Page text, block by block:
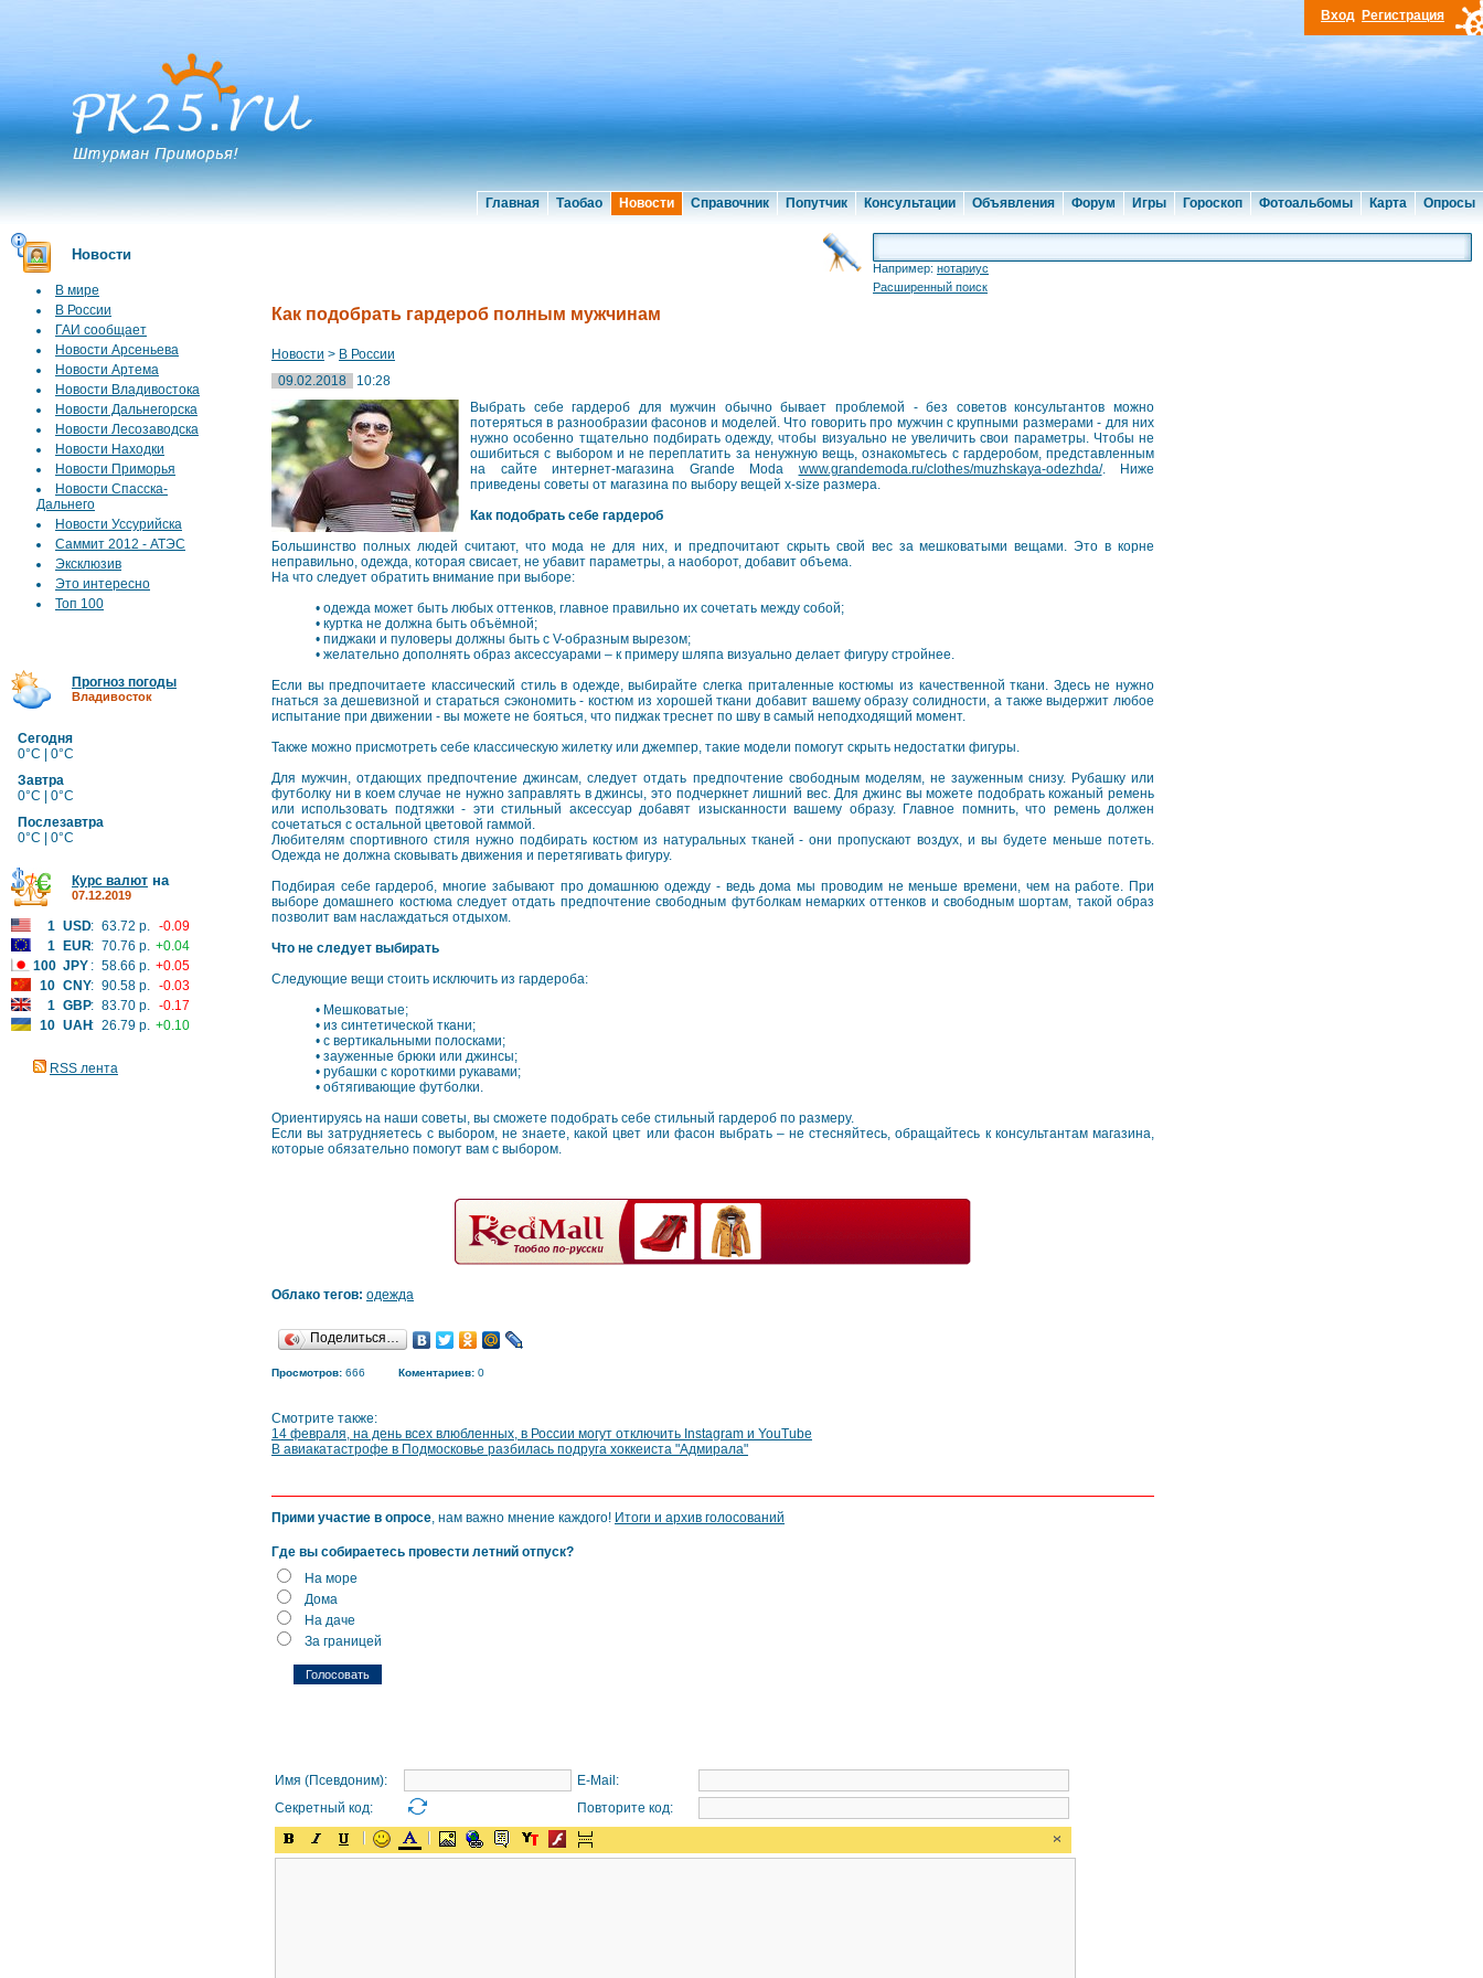
Главная Таобао Новости Справочник Попутчик Консультации Объявления Форум Игры Гороскоп Фотоальбомы Карта Опросы
Вход Регистрация
Новости
В мире
В России
ГАИ сообщает
Новости Арсеньева
Новости Артема
Новости Владивостока
Новости Дальнегорска
Новости Лесозаводска
Новости Находки
Новости Приморья
Новости Спасска-
Дальнего
Новости Уссурийска
Саммит 2012 - АТЭС
Эксклюзив
Это интересно
Топ 100
Прогноз погоды
Владивосток
Сегодня
0°C | 0°C
Завтра
0°C | 0°C
Послезавтра
0°C | 0°C
Курс валют на
07.12.2019
1 USD: 63.72 р. -0.09
1
EUR: 70.76 р. +0.04
100 JPY : 58.66 р. +0.05
10 CNY: 90.58 р. -0.03
1 GBP: 83.70 р. -0.17
10 UAH: 26.79 р. +0.10
RSS лента
Например: нотариус
Расширенный поиск
Как подобрать гардероб полным мужчинам
Новости > В России
09.02.2018
10:28
Выбрать себе гардероб для мужчин обычно бывает проблемой - без советов консультантов можно
потеряться в разнообразии фасонов и моделей. Что говорить про мужчин с крупными размерами - для них
нужно особенно тщательно подбирать одежду, чтобы визуально не увеличить свои параметры. Чтобы не
ошибиться с выбором и не переплатить за ненужную вещь, ознакомьтесь с гардеробом, представленным
на сайте интернет-магазина Grande Moda www.grandemoda.ru/clothes/muzhskaya-odezhda/. Ниже
приведены советы от магазина по выбору вещей x-size размера.
Как подобрать себе гардероб
Большинство полных людей считают, что мода не для них, и предпочитают скрыть свой вес за мешковатыми вещами. Это в корне
неправильно, одежда, которая свисает, не убавит параметры, а наоборот, добавит объема.
На что следует обратить внимание при выборе:
• одежда может быть любых оттенков, главное правильно их сочетать между собой;
• куртка не должна быть объёмной;
• пиджаки и пуловеры должны быть с V-образным вырезом;
• желательно дополнять образ аксессуарами – к примеру шляпа визуально делает фигуру стройнее.
Если вы предпочитаете классический стиль в одежде, выбирайте слегка приталенные костюмы из качественной ткани. Здесь не нужно
гнаться за дешевизной и стараться сэкономить - костюм из хорошей ткани добавит вашему образу солидности, а также выдержит любое
испытание при движении - вы можете не бояться, что пиджак треснет по шву в самый неподходящий момент.
Также можно присмотреть себе классическую жилетку или джемпер, такие модели помогут скрыть недостатки фигуры.
Для мужчин, отдающих предпочтение джинсам, следует отдать предпочтение свободным моделям, не зауженным снизу. Рубашку или
футболку ни в коем случае не нужно заправлять в джинсы, это подчеркнет лишний вес. Для джинс вы можете подобрать кожаный ремень
или использовать подтяжки - эти стильный аксессуар добавят изысканности вашему образу. Главное помнить, что ремень должен
сочетаться с остальной цветовой гаммой.
Любителям спортивного стиля нужно подбирать костюм из натуральных тканей - они пропускают воздух, и вы будете меньше потеть.
Одежда не должна сковывать движения и перетягивать фигуру.
Подбирая себе гардероб, многие забывают про домашнюю одежду - ведь дома мы проводим не меньше времени, чем на работе. При
выборе домашнего костюма следует отдать предпочтение свободным футболкам немарких оттенков и свободным шортам, такой образ
позволит вам наслаждаться отдыхом.
Что не следует выбирать
Следующие вещи стоить исключить из гардероба:
• Мешковатые;
• из синтетической ткани;
• с вертикальными полосками;
• зауженные брюки или джинсы;
• рубашки с короткими рукавами;
• обтягивающие футболки.
Ориентируясь на наши советы, вы сможете подобрать себе стильный гардероб по размеру.
Если вы затрудняетесь с выбором, не знаете, какой цвет или фасон выбрать – не стесняйтесь, обращайтесь к консультантам магазина,
которые обязательно помогут вам с выбором.
Облако тегов: одежда
Поделиться…
Просмотров: 666 Коментариев: 0
Смотрите также:
14 февраля, на день всех влюбленных, в России могут отключить Instagram и YouTube
В авиакатастрофе в Подмосковье разбилась подруга хоккеиста "Адмирала"
Прими участие в опросе, нам важно мнение каждого! Итоги и архив голосований
Где вы собираетесь провести летний отпуск?
На море
Дома
На даче
За границей
Имя (Псевдоним):
E-Mail:
Секретный код:
Повторите код: